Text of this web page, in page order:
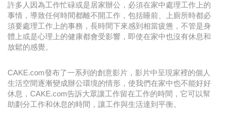
許多人因為工作忙碌或是居家辦公，必須在家中處理工作上的
事情，導致任何時間都離不開工作，包括睡前、上廁所時都必
須要處理工作上的事務，長時間下來感到相當疲憊，不管是身
體上或是心理上的健康都會受影響，即使在家中也沒有休息和
放鬆的感覺。
CAKE.com發布了一系列的創意影片，影片中呈現家裡的個人
生活空間逐漸變成辦公環境的情形，使我們在家中也不能好好
休息，CAKE.com告訴大眾讓工作留在工作的時間，它可以幫
助劃分工作和休息的時間，讓工作與生活達到平衡。